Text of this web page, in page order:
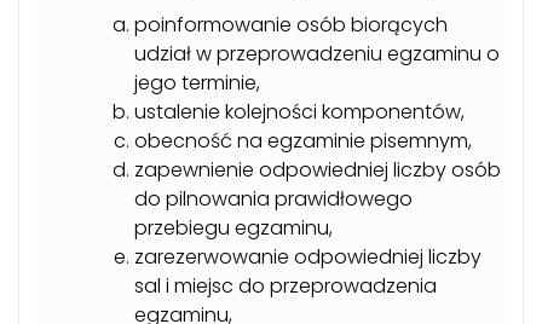
poinformowanie osób biorących
udział w przeprowadzeniu egzaminu o
jego terminie,
ustalenie kolejności komponentów,
obecność na egzaminie pisemnym,
zapewnienie odpowiedniej liczby osób
do pilnowania prawidłowego
przebiegu egzaminu,
zarezerwowanie odpowiedniej liczby
sal i miejsc do przeprowadzenia
egzaminu,